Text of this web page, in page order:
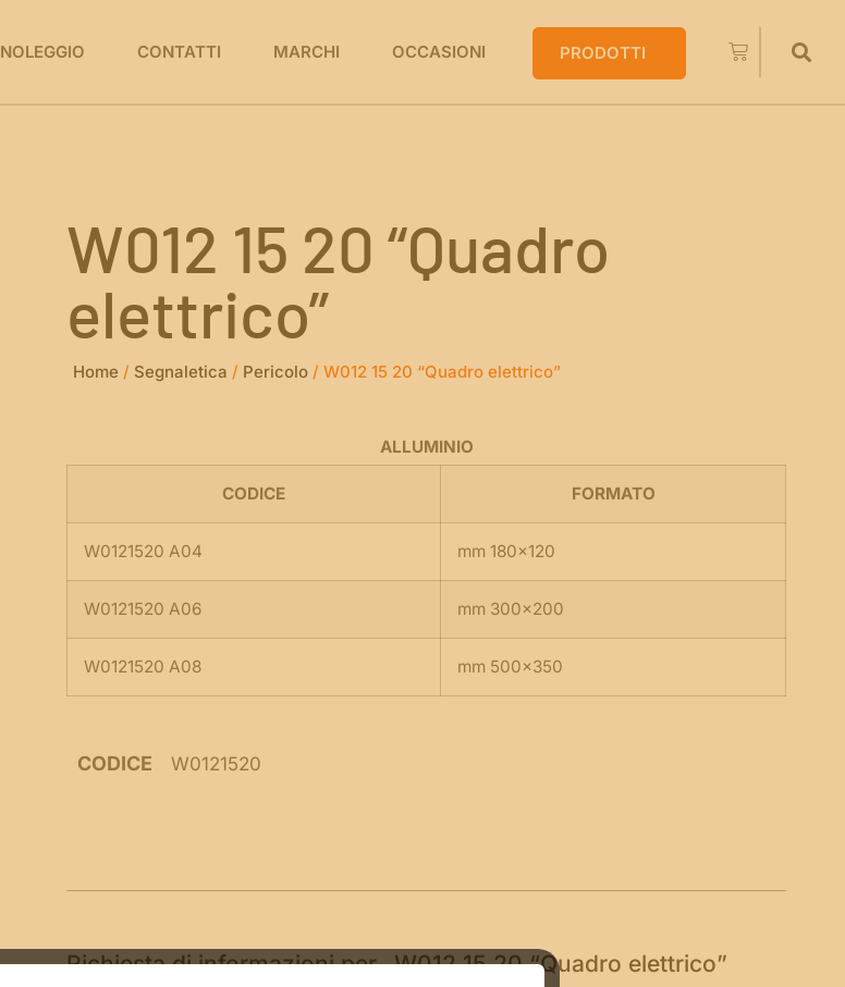
NOLEGGIO CONTATTI MARCHI OCCASIONI PRODOTTI
W012 15 20 “Quadro
elettrico”
Home / Segnaletica / Pericolo / W012 15 20 “Quadro elettrico”
ALLUMINIO
CODICE FORMATO
W0121520 A04 mm 180×120
W0121520 A06 mm 300×200
W0121520 A08 mm 500×350
CODICE W0121520
Richiesta di informazioni per W012 15 20 “Quadro elettrico”